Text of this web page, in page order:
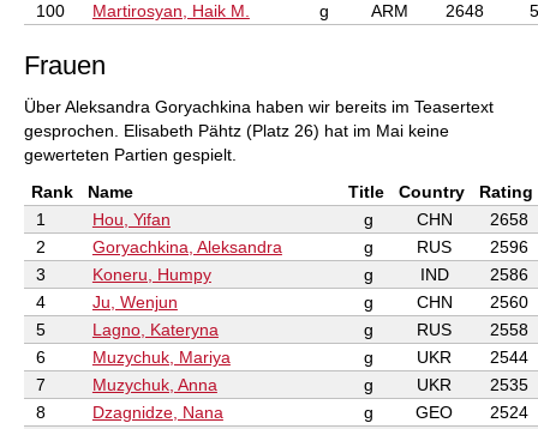
100
Martirosyan, Haik M. g ARM 2648 5
Frauen
Über Aleksandra Goryachkina haben wir bereits im Teasertext
gesprochen. Elisabeth Pähtz (Platz 26) hat im Mai keine
gewerteten Partien gespielt.
Rank
Name Title Country
Rating
1
Hou, Yifan g CHN
2658
2
Goryachkina, Aleksandra g RUS
2596
3
Koneru, Humpy g IND
2586
4
Ju, Wenjun g CHN
2560
5
Lagno, Kateryna g RUS
2558
6
Muzychuk, Mariya g UKR
2544
7
Muzychuk, Anna g UKR
2535
8
Dzagnidze, Nana g GEO
2524